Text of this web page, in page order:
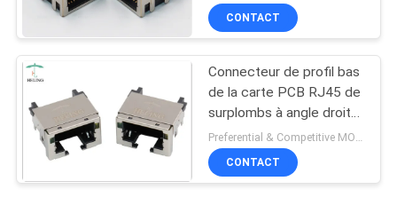
PROTECTION
DE
VIE
PRIVÉE
connecteur femelle de
LAN
CONTACT
Connecteur de profil bas
de la carte PCB RJ45 de
surplombs à angle droit
avec l'indicateur de LED
CONTACT